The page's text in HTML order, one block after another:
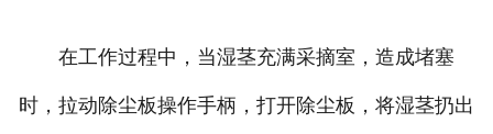
在工作过程中，当湿茎充满采摘室，造成堵塞
时，拉动除尘板操作手柄，打开除尘板，将湿茎扔出